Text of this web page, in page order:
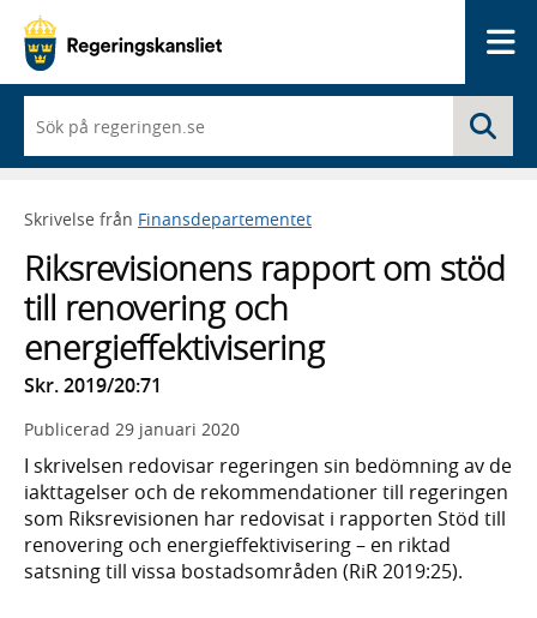
du
börjar
skriva
framträder
lista
med
sökförslag
Skrivelse från Finansdepartementet
Riksrevisionens rapport om stöd
till renovering och
energieffektivisering
Skr. 2019/20:71
Publicerad 29 januari 2020
I skrivelsen redovisar regeringen sin bedömning av de
iakttagelser och de rekommendationer till regeringen
som Riksrevisionen har redovisat i rapporten Stöd till
renovering och energieffektivisering – en riktad
satsning till vissa bostadsområden (RiR 2019:25).